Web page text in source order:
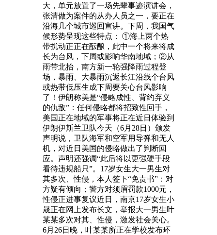
大，单元放置了一场先辈事迹演讲会，
张清做为案件的从办人员之一，要正在
沿海几个城市巡回宣讲。下周，我国气
候形势呈现这些特点： ①海上两个热
带扰动正正在酝酿，此中一个将来将成
长为台风，下周或影响华南地域；②从
雨带北抬，南方新一轮强降雨过程登
场，暴雨、大暴雨沉返长江沿线个台风
或热带低压生成下周要关心台风影响
了！伊朗称美是“侵略成性、背约弃义
的仇敌”：任何侵略都将招致性回手，
美国正在地域的军事将正在近日体验到
伊朗伊斯兰卫队今天（6月28日）颁发
声明说，卫队海军和空军用导弹和无人
机，对近日美国的侵略做出了判断回
应。声明还强调“此后将以更强硬手段
看待违规船只”。17岁女生大一男生对
其多次、性侵，本人签下“免责书”：对
方疑有倾向；警方对须眉罚款1000元，
性侵正进事复议近日，南京17岁女生小
晟正在网上发布长文，举报大一男生叶
某某多次对其、性侵，激发社会关心。
6月26日晚，叶某某所正在学校发布环